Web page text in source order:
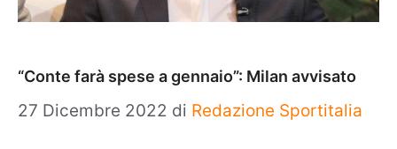
“Conte farà spese a gennaio”: Milan avvisato
27 Dicembre 2022 di Redazione Sportitalia